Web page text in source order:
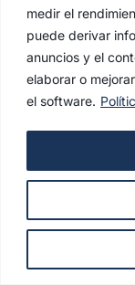
medir el
puede derivar
anuncios y el
elaborar o
el software.